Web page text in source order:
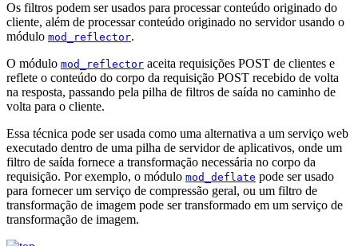
Os filtros podem ser usados ​​para processar conteúdo originado do
cliente, além de processar conteúdo originado no servidor usando o
módulo mod_reflector.
O módulo mod_reflector aceita requisições POST de clientes e
reflete o conteúdo do corpo da requisição POST recebido de volta
na resposta, passando pela pilha de filtros de saída no caminho de
volta para o cliente.
Essa técnica pode ser usada como uma alternativa a um serviço web
executado dentro de uma pilha de servidor de aplicativos, onde um
filtro de saída fornece a transformação necessária no corpo da
requisição. Por exemplo, o módulo mod_deflate pode ser usado
para fornecer um serviço de compressão geral, ou um filtro de
transformação de imagem pode ser transformado em um serviço de
transformação de imagem.